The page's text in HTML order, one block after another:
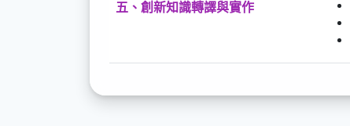
五、創新知識轉譯與實作